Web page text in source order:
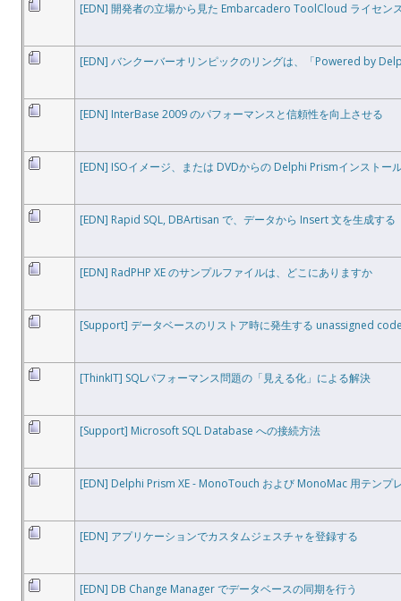
[EDN] 開発者の立場から見た Embarcadero ToolCloud ライセン
[EDN] バンクーバーオリンピックのリングは、「Powered by
[EDN] InterBase 2009 のパフォーマンスと信頼性を向上させる
[EDN] ISOイメージ、または DVDからの Delphi Prismインストー
[EDN] Rapid SQL, DBArtisan で、データから Insert 文を生成する
[EDN] RadPHP XE のサンプルファイルは、どこにありますか
[Support] データベースのリストア時に発生する unassigned
[ThinkIT] SQLパフォーマンス問題の「見える化」による解決
[Support] Microsoft SQL Database への接続方法
[EDN] Delphi Prism XE - MonoTouch および MonoMac 用テンプ
[EDN] アプリケーションでカスタムジェスチャを登録する
[EDN] DB Change Manager でデータベースの同期を行う